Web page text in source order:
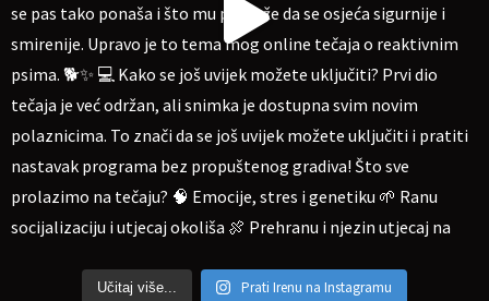
Učitaj više... Prati Irenu na Instagramu